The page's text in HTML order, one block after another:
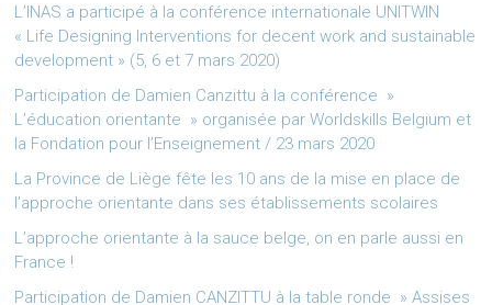
L’INAS a participé à la conférence internationale UNITWIN
« Life Designing Interventions for decent work and sustainable
development » (5, 6 et 7 mars 2020)
Participation de Damien Canzittu à la conférence »
L’éducation orientante » organisée par Worldskills Belgium et
la Fondation pour l’Enseignement / 23 mars 2020
La Province de Liège fête les 10 ans de la mise en place de
l’approche orientante dans ses établissements scolaires
L’approche orientante à la sauce belge, on en parle aussi en
France !
Participation de Damien CANZITTU à la table ronde » Assises